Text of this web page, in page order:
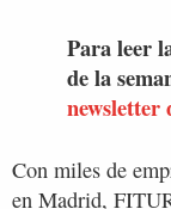
Para leer
de la
newsletter
Con miles de
en Madrid,